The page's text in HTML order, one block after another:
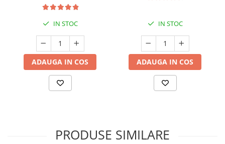
IN STOC
ADAUGA IN COS
IN STOC
ADAUGA IN COS
PRODUSE SIMILARE